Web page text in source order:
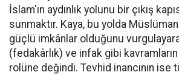
İslam'ın aydınlık yolunu bir çıkış
sunmaktır. Kaya, bu yolda
güçlü imkânlar olduğunu
(fedakârlık) ve infak gibi
rolüne değindi. Tevhid inancının ise